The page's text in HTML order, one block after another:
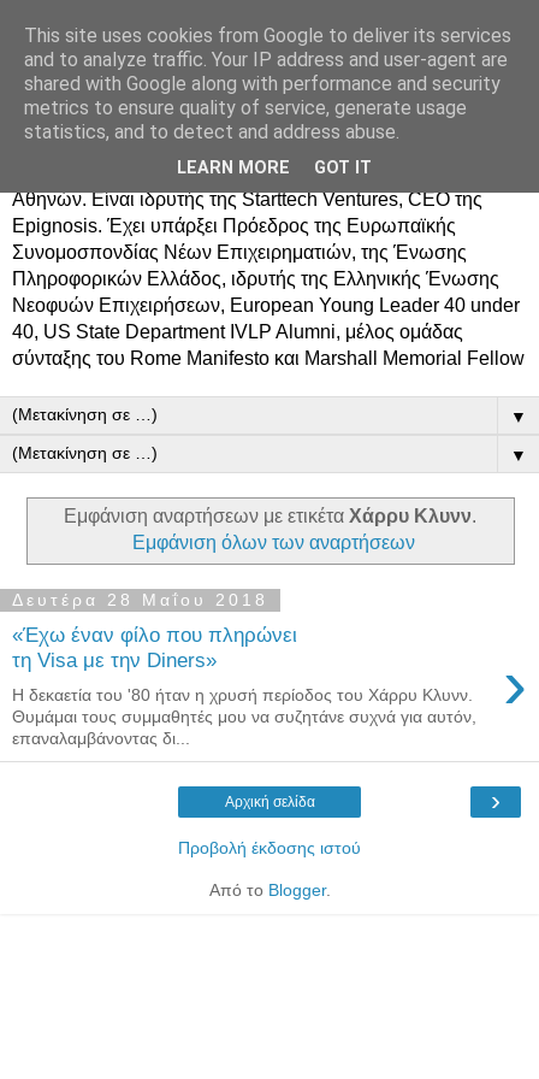
Δημήτρης Τσίγκος
Ο Δημήτρης Τσίγκος γεννήθηκε στον Ασπρόπυργο.
Σπούδασε Επιστήμη Υπολογιστών στο Πανεπιστήμιο
Κρήτης, πήρε MBA από το Οικονομικό Πανεπιστήμιο
Αθηνών. Είναι ιδρυτής της Starttech Ventures, CEO της
Epignosis. Έχει υπάρξει Πρόεδρος της Ευρωπαϊκής
Συνομοσπονδίας Νέων Επιχειρηματιών, της Ένωσης
Πληροφορικών Ελλάδος, ιδρυτής της Ελληνικής Ένωσης
Νεοφυών Επιχειρήσεων, European Young Leader 40 under
40, US State Department IVLP Alumni, μέλος ομάδας
σύνταξης του Rome Manifesto και Marshall Memorial Fellow
▼
▼
Εμφάνιση αναρτήσεων με ετικέτα Χάρρυ Κλυνν.
Εμφάνιση όλων των αναρτήσεων
Δευτέρα 28 Μαΐου 2018
«Έχω έναν φίλο που πληρώνει
τη Visa με την Diners»
›
Η δεκαετία του '80 ήταν η χρυσή περίοδος του Χάρρυ Κλυνν.
Θυμάμαι τους συμμαθητές μου να συζητάνε συχνά για αυτόν,
επαναλαμβάνοντας δι...
›
Αρχική σελίδα
Προβολή έκδοσης ιστού
Από το Blogger.
This site uses cookies from Google to deliver its services
and to analyze traffic. Your IP address and user-agent are
shared with Google along with performance and security
metrics to ensure quality of service, generate usage
statistics, and to detect and address abuse.
LEARN MORE GOT IT